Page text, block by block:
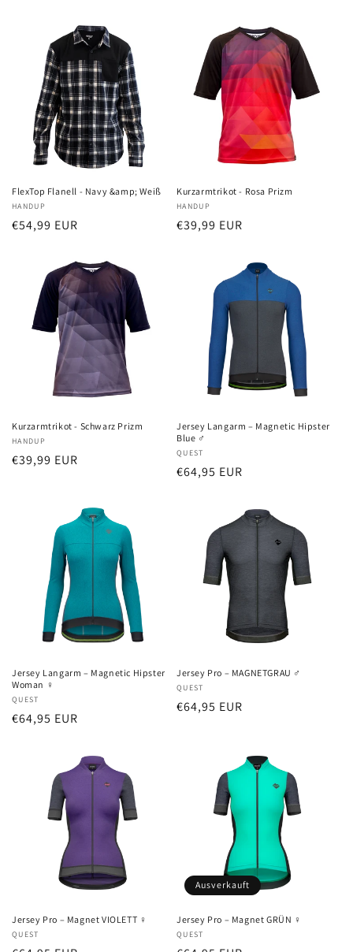
FlexTop Flanell - Navy &amp; Weiß
Anbieter:
HANDUP
Normaler
€54,99 EUR
Kurzarmtrikot - Rosa Prizm
Anbieter:
HANDUP
Normaler
€39,99 EUR
Kurzarmtrikot - Schwarz Prizm
Anbieter:
HANDUP
Normaler
€39,99 EUR
Jersey Langarm – Magnetic Hipster
Blue ♂
Anbieter:
QUEST
Normaler
€64,95 EUR
Jersey Langarm – Magnetic Hipster
Woman ♀
Anbieter:
QUEST
Normaler
€64,95 EUR
Jersey Pro – MAGNETGRAU ♂
Anbieter:
QUEST
Normaler
€64,95 EUR
Jersey Pro – Magnet VIOLETT ♀
Anbieter:
QUEST
Ausverkauft
Jersey Pro – Magnet GRÜN ♀
Anbieter:
QUEST